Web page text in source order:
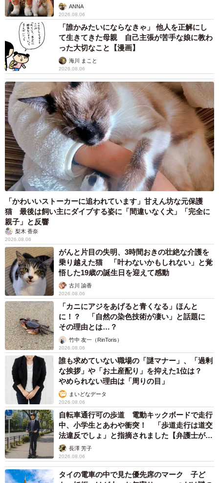
ANNA
2026.08.06
「誰かみたいにならなきゃ」 他人を正解にし
て生きてきた母親 自己主張が苦手な娘に教わ
った大切なこと【漫画】
海川 まこと
2026.08.06
「かわいいストーカーに追われています」甘えん坊な元保護
猫 最後は飼い主にダイブする姿に「間違いなく犬」「完全に
親子」と反響
梨木 香奈
2026.08.06
がんと片目の失明、3時間おきの壮絶な介護を
乗り越えた猫 「叶わないかもしれない」と覚
悟した19歳の誕生日を迎えて感動
古川 諭香
2026.08.06
「カニにアジをあげると青くなる」ほんと
に！？ 「自然の染色技術が凄い」と話題に
その理由とは…？
竹中 友一（RinToris）
2026.08.06
誰も求めていない職場の「謎マナー」、「過剰
な挨拶」や「お土産配り」を抑えた1位は？
やめられない理由は「周りの目」
まいどなデータ
2026.08.06
自転車通行可の歩道 電動キックボードで走行
中、小学生とあわや衝突！ 「歩道走行は道交
法違反でしょ」と指摘されました【弁護士が解
説】長澤 芳子
2026.08.06
タイの電車の中で見た優先席のマーク 子ど